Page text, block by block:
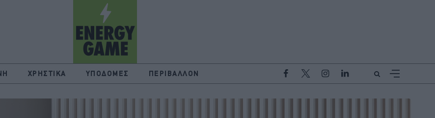
ΧΡΗΣΤΙΚΑ ΥΠΟΔΟΜΕΣ ΠΕΡΙΒΑΛΛΟΝ